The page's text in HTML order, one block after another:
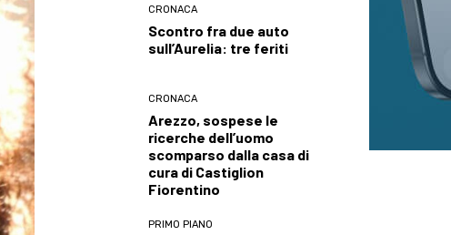
CRONACA
Scontro fra due auto
sull’Aurelia: tre feriti
CRONACA
Arezzo, sospese le
ricerche dell’uomo
scomparso dalla casa di
cura di Castiglion
Fiorentino
PRIMO PIANO